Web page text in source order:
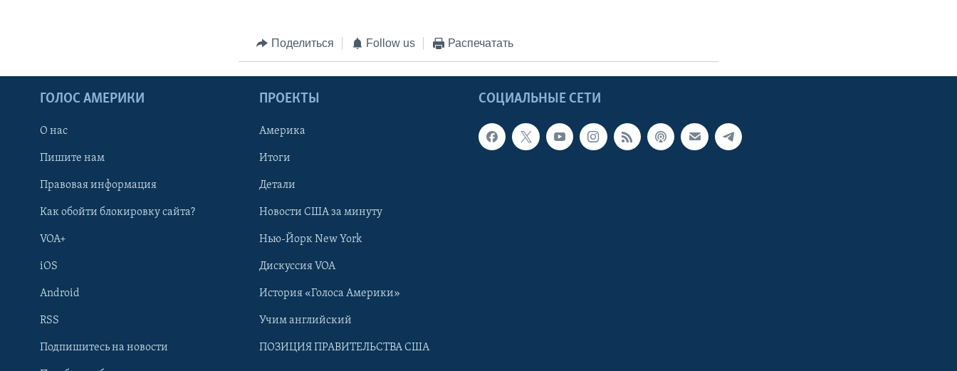
Learning English
Поделиться Follow us Распечатать
СОЦИАЛЬНЫЕ СЕТИ
ГОЛОС АМЕРИКИ
О нас
Пишите нам
Правовая информация
Как обойти блокировку сайта?
VOA+
iOS
Android
RSS
Подпишитесь на новости
ПРОЕКТЫ
Америка
Итоги
Детали
Новости США за минуту
Нью-Йорк New York
Дискуссия VOA
История «Голоса Америки»
Учим английский
ПОЗИЦИЯ ПРАВИТЕЛЬСТВА США